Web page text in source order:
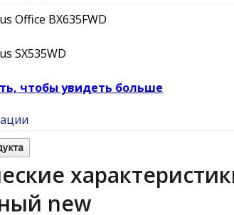
Office BX635FWD
SX535WD
чтобы увидеть больше
new